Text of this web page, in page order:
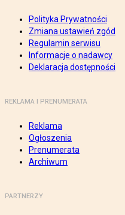
Polityka Prywatności
Zmiana ustawień zgód
Regulamin serwisu
Informacje o nadawcy
Deklaracja dostępności
REKLAMA I PRENUMERATA
Reklama
Ogłoszenia
Prenumerata
Archiwum
PARTNERZY